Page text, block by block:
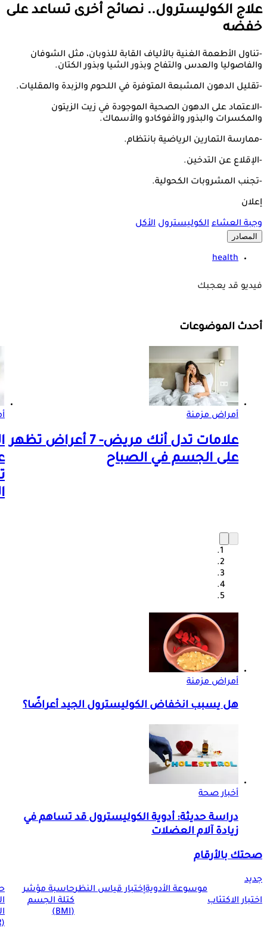
علاج الكوليسترول.. نصائح أخرى تساعد على
خفضه
-تناول الأطعمة الغنية بالألياف القابة للذوبان، مثل الشوفان
والفاصوليا والعدس والتفاح وبذور الشيا وبذور الكتان.
-تقليل الدهون المشبعة المتوفرة في اللحوم والزبدة والمقليات.
-الاعتماد على الدهون الصحية الموجودة في زيت الزيتون
والمكسرات والبذور والأفوكادو والأسماك.
-ممارسة التمارين الرياضية بانتظام.
-الإقلاع عن التدخين.
-تجنب المشروبات الكحولية.
إعلان
وجبة العشاء الكوليسترول الأكل
المصادر
health
فيديو قد يعجبك
أحدث الموضوعات
أمراض مزمنة
علامات تدل أنك مريض- 7 أعراض تظهر
على الجسم في الصباح
أمراض مزمنة
هل يسبب انخفاض الكوليسترول الجيد أعراضًا؟
أخبار صحة
دراسة حديثة: أدوية الكوليسترول قد تساهم في
زيادة آلام العضلات
صحتك بالأرقام
جديد
اختبار الاكتئاب
موسوعة الأدويةإختبار قياس النظرحاسبة مؤشر
كتلة الجسم
(BMI)
(BMR)